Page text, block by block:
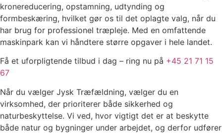
kronereducering, opstamning, udtynding og
formbeskæring, hvilket gør os til det oplagte valg, når du
har brug for professionel træpleje. Med en omfattende
maskinpark kan vi håndtere større opgaver i hele landet.
Få et uforpligtende tilbud i dag – ring nu på +45 21 71 15
67
Når du vælger Jysk Træfældning, vælger du en
virksomhed, der prioriterer både sikkerhed og
naturbeskyttelse. Vi ved, hvor vigtigt det er at beskytte
både natur og bygninger under arbejdet, og derfor udfører